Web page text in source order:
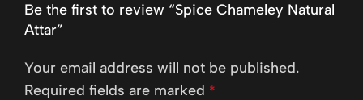
Be the first to review “Spice Chameley Natural
Attar”
Your email address will not be published.
Required fields are marked *